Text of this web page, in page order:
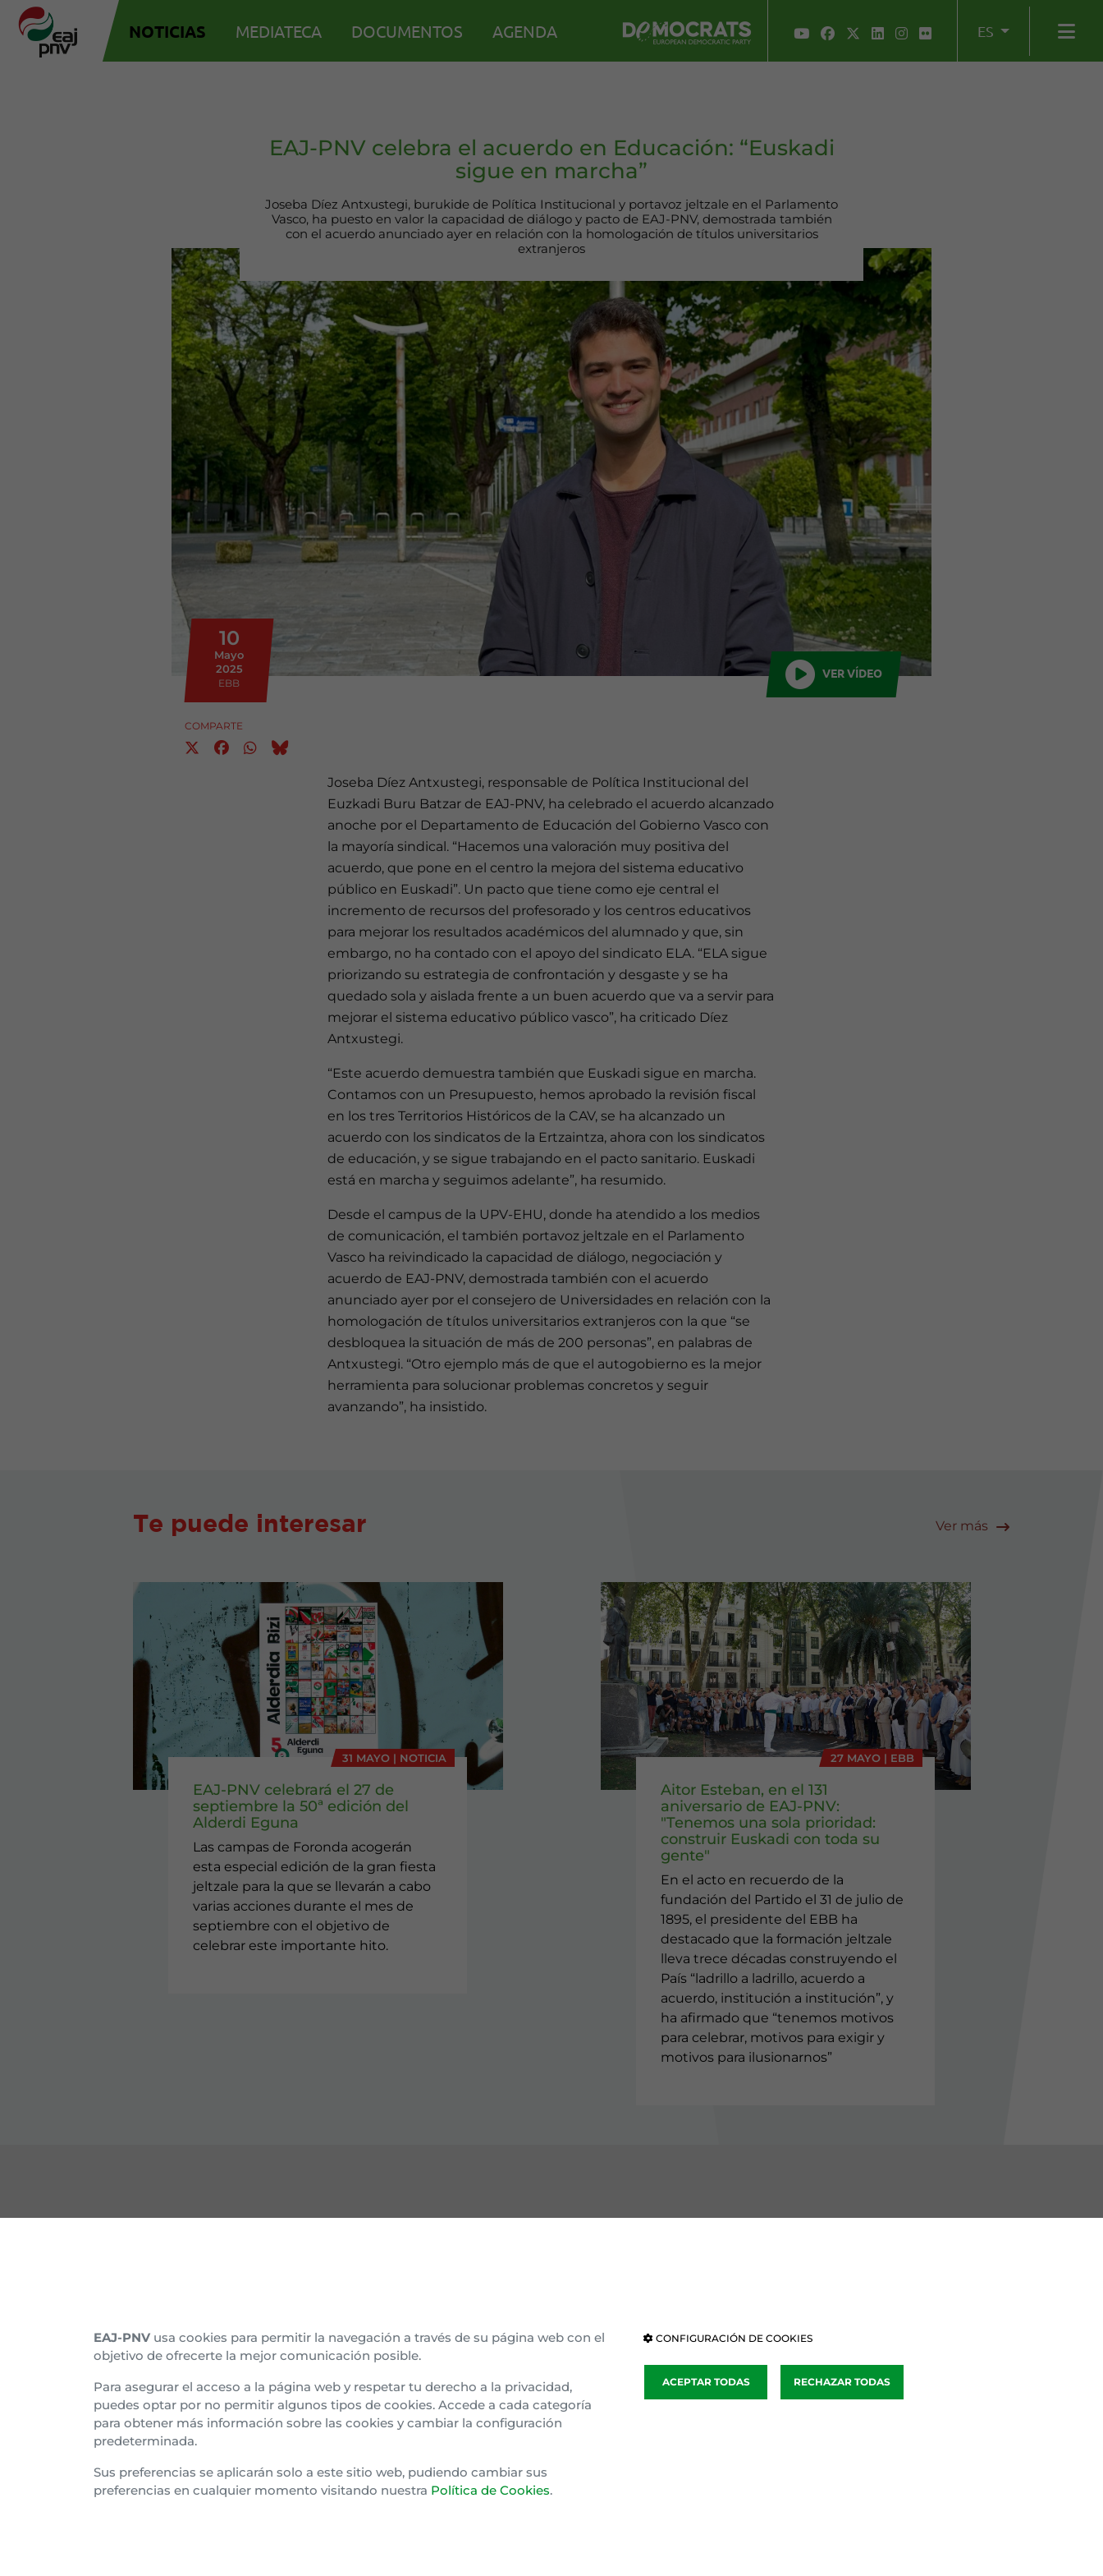
NOTICIAS MEDIATECA DOCUMENTOS AGENDA ES
EAJ-PNV celebra el acuerdo en Educación: “Euskadi
sigue en marcha”
Joseba Díez Antxustegi, burukide de Política Institucional y portavoz jeltzale en el Parlamento
Vasco, ha puesto en valor la capacidad de diálogo y pacto de EAJ-PNV, demostrada también
con el acuerdo anunciado ayer en relación con la homologación de títulos universitarios
extranjeros
10
Mayo
2025
EBB
VER VÍDEO
COMPARTE
Joseba Díez Antxustegi, responsable de Política Institucional del
Euzkadi Buru Batzar de EAJ-PNV, ha celebrado el acuerdo alcanzado
anoche por el Departamento de Educación del Gobierno Vasco con
la mayoría sindical. “Hacemos una valoración muy positiva del
acuerdo, que pone en el centro la mejora del sistema educativo
público en Euskadi”. Un pacto que tiene como eje central el
incremento de recursos del profesorado y los centros educativos
para mejorar los resultados académicos del alumnado y que, sin
embargo, no ha contado con el apoyo del sindicato ELA. “ELA sigue
priorizando su estrategia de confrontación y desgaste y se ha
quedado sola y aislada frente a un buen acuerdo que va a servir para
mejorar el sistema educativo público vasco”, ha criticado Díez
Antxustegi.
“Este acuerdo demuestra también que Euskadi sigue en marcha.
Contamos con un Presupuesto, hemos aprobado la revisión fiscal
en los tres Territorios Históricos de la CAV, se ha alcanzado un
acuerdo con los sindicatos de la Ertzaintza, ahora con los sindicatos
de educación, y se sigue trabajando en el pacto sanitario. Euskadi
está en marcha y seguimos adelante”, ha resumido.
Desde el campus de la UPV-EHU, donde ha atendido a los medios
de comunicación, el también portavoz jeltzale en el Parlamento
Vasco ha reivindicado la capacidad de diálogo, negociación y
acuerdo de EAJ-PNV, demostrada también con el acuerdo
anunciado ayer por el consejero de Universidades en relación con la
homologación de títulos universitarios extranjeros con la que “se
desbloquea la situación de más de 200 personas”, en palabras de
Antxustegi. “Otro ejemplo más de que el autogobierno es la mejor
herramienta para solucionar problemas concretos y seguir
avanzando”, ha insistido.
Te puede interesar Ver más
31 MAYO | NOTICIA
EAJ-PNV celebrará el 27 de
septiembre la 50ª edición del
Alderdi Eguna
Las campas de Foronda acogerán
esta especial edición de la gran fiesta
jeltzale para la que se llevarán a cabo
varias acciones durante el mes de
septiembre con el objetivo de
celebrar este importante hito.
27 MAYO | EBB
Aitor Esteban, en el 131
aniversario de EAJ-PNV:
"Tenemos una sola prioridad:
construir Euskadi con toda su
gente"
En el acto en recuerdo de la
fundación del Partido el 31 de julio de
1895, el presidente del EBB ha
destacado que la formación jeltzale
lleva trece décadas construyendo el
País “ladrillo a ladrillo, acuerdo a
acuerdo, institución a institución”, y
ha afirmado que “tenemos motivos
para celebrar, motivos para exigir y
motivos para ilusionarnos”
Afíliate
Suscríbete al boletín
Historia e ideología
Asamblea general
Transparencia
Euzko Gaztedi
Parlamento de Navarra
Gipuzko Buru Batzar
EAJ-PNV usa cookies para permitir la navegación a través de su página web con el
objetivo de ofrecerte la mejor comunicación posible.
Para asegurar el acceso a la página web y respetar tu derecho a la privacidad,
puedes optar por no permitir algunos tipos de cookies. Accede a cada categoría
para obtener más información sobre las cookies y cambiar la configuración
predeterminada.
Sus preferencias se aplicarán solo a este sitio web, pudiendo cambiar sus
preferencias en cualquier momento visitando nuestra Política de Cookies.
CONFIGURACIÓN DE COOKIES
ACEPTAR TODAS RECHAZAR TODAS